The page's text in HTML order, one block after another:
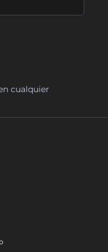
cualquier